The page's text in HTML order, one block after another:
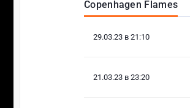
Copenhagen Flames
29.03.23 в 21:10
21.03.23 в 23:20